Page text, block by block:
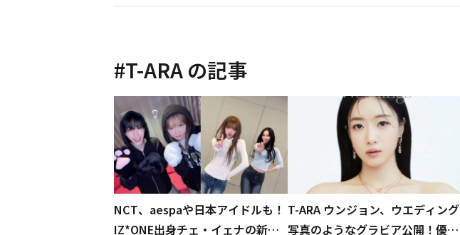
#T-ARA の記事
NCT、aespaや日本アイドルも！
IZ*ONE出身チェ・イェナの新曲
T-ARA ウンジョン、ウエディング
写真のようなグラビア公開！優雅